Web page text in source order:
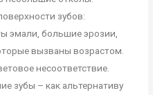
зубов:
эмали, большие эрозии,
вызваны возрастом.
несоответствие.
зубы – как альтернативу